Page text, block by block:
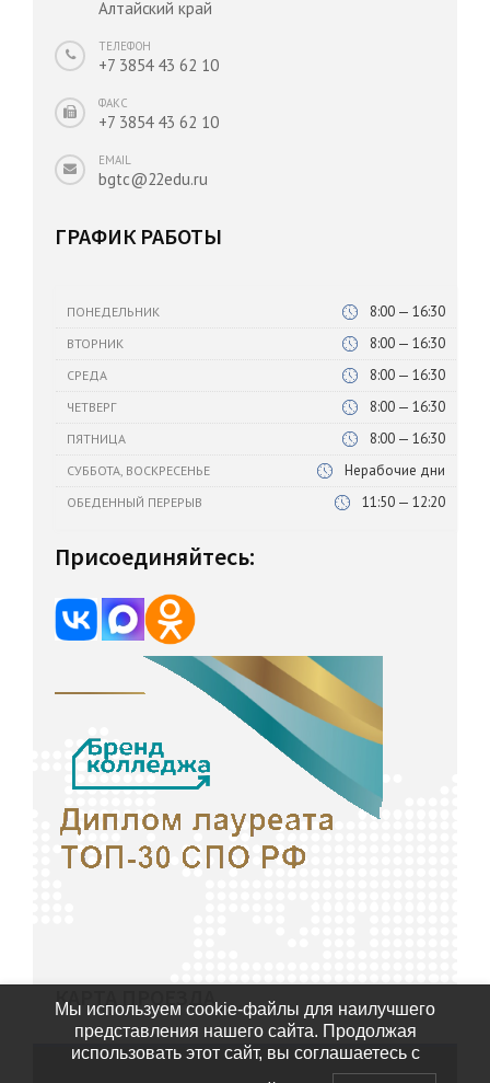
Алтайский край
ТЕЛЕФОН
+7 3854 43 62 10
ФАКС
+7 3854 43 62 10
EMAIL
bgtc@22edu.ru
ГРАФИК РАБОТЫ
ПОНЕДЕЛЬНИК 8:00 — 16:30
ВТОРНИК 8:00 — 16:30
СРЕДА 8:00 — 16:30
ЧЕТВЕРГ 8:00 — 16:30
ПЯТНИЦА 8:00 — 16:30
СУББОТА, ВОСКРЕСЕНЬЕ Нерабочие дни
ОБЕДЕННЫЙ ПЕРЕРЫВ 11:50 — 12:20
Присоединяйтесь:
КАРТА ПРОЕЗДА
Мы используем cookie-файлы для наилучшего
представления нашего сайта. Продолжая
использовать этот сайт, вы соглашаетесь с